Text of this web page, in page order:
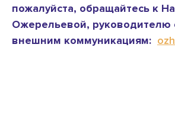
пожалуйста, обращайтесь к
Ожерельевой, руководителю
внешним коммуникациям: